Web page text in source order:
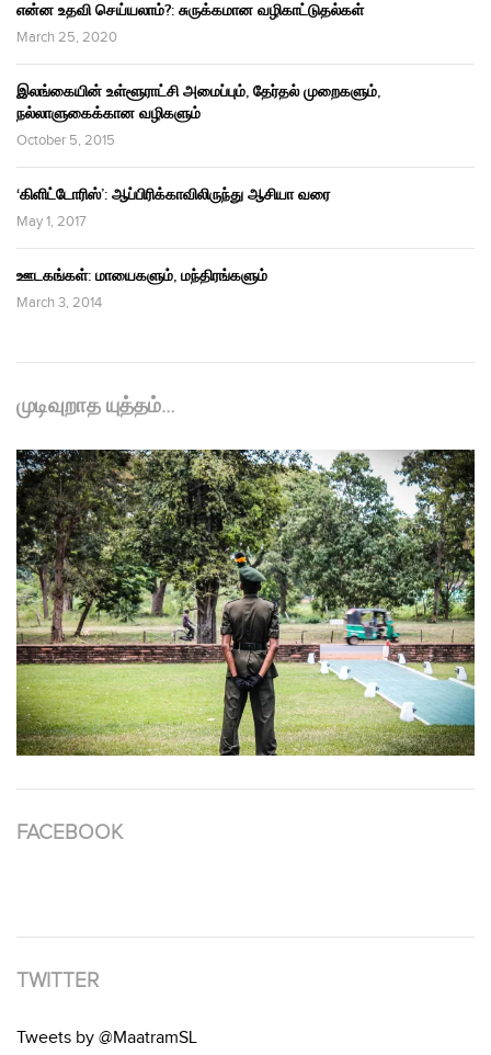
என்ன உதவி செய்யலாம்?: சுருக்கமான வழிகாட்டுதல்கள்
March 25, 2020
இலங்கையின் உள்ளூராட்சி அமைப்பும், தேர்தல் முறைகளும்,
நல்லாளுகைக்கான வழிகளும்
October 5, 2015
‘கிளிட்டோரிஸ்’: ஆப்பிரிக்காவிலிருந்து ஆசியா வரை
May 1, 2017
ஊடகங்கள்: மாயைகளும், மந்திரங்களும்
March 3, 2014
முடிவுறாத யுத்தம்…
FACEBOOK
TWITTER
Tweets by @MaatramSL